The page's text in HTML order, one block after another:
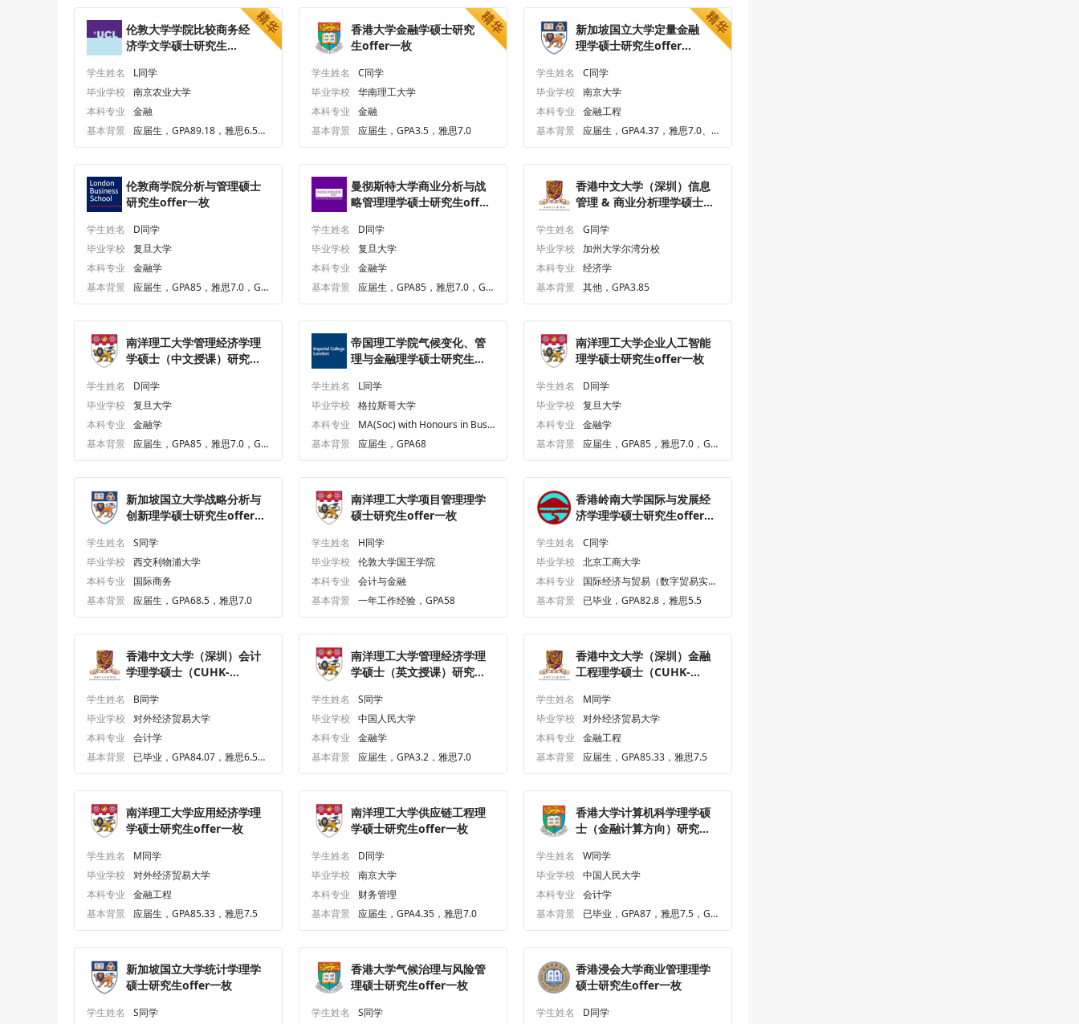
伦敦大学学院比较商务经
济学文学硕士研究生
学生姓名
L同学
毕业学校
南京农业大学
本科专业
金融
基本背景
应届生，GPA89.18，雅思6.5，
香港大学金融学硕士研究
生offer一枚
学生姓名
C同学
毕业学校
华南理工大学
本科专业
金融
基本背景
应届生，GPA3.5，雅思7.0
新加坡国立大学定量金融
理学硕士研究生offer一
学生姓名
C同学
毕业学校
南京大学
本科专业
金融工程
基本背景
应届生，GPA4.37，雅思7.0、
伦敦商学院分析与管理硕士
研究生offer一枚
学生姓名
D同学
毕业学校
复旦大学
本科专业
金融学
基本背景
应届生，GPA85，雅思7.0，GR
曼彻斯特大学商业分析与战
略管理理学硕士研究生offer
学生姓名
D同学
毕业学校
复旦大学
本科专业
金融学
基本背景
应届生，GPA85，雅思7.0，GR
香港中文大学（深圳）信息
管理 & 商业分析理学硕士
生offer一枚
学生姓名
G同学
毕业学校
加州大学尔湾分校
本科专业
经济学
基本背景
其他，GPA3.85
南洋理工大学管理经济学理
学硕士（中文授课）研究生
学生姓名
D同学
毕业学校
复旦大学
本科专业
金融学
基本背景
应届生，GPA85，雅思7.0，GR
帝国理工学院气候变化、管
理与金融理学硕士研究生
学生姓名
L同学
毕业学校
格拉斯哥大学
本科专业
MA(Soc) with Honours in Busi
基本背景 应届生，GPA68
南洋理工大学企业人工智能
理学硕士研究生offer一枚
学生姓名
D同学
毕业学校
复旦大学
本科专业
金融学
基本背景
应届生，GPA85，雅思7.0，GR
新加坡国立大学战略分析与
创新理学硕士研究生offer一
学生姓名
S同学
毕业学校
西交利物浦大学
本科专业
国际商务
基本背景
应届生，GPA68.5，雅思7.0
南洋理工大学项目管理理学
硕士研究生offer一枚
学生姓名
H同学
毕业学校
伦敦大学国王学院
本科专业
会计与金融
基本背景
一年工作经验，GPA58
香港岭南大学国际与发展经
济学理学硕士研究生offer一
学生姓名
C同学
毕业学校
北京工商大学
本科专业
国际经济与贸易（数字贸易实验
基本背景 已毕业，GPA82.8，雅思5.5
香港中文大学（深圳）会计
学理学硕士（CUHK-
枚
学生姓名
B同学
毕业学校
对外经济贸易大学
本科专业
会计学
基本背景
已毕业，GPA84.07，雅思6.5、
南洋理工大学管理经济学理
学硕士（英文授课）研究生
学生姓名
S同学
毕业学校
中国人民大学
本科专业
金融学
基本背景
应届生，GPA3.2，雅思7.0
香港中文大学（深圳）金融
工程理学硕士（CUHK-
枚
学生姓名
M同学
毕业学校
对外经济贸易大学
本科专业
金融工程
基本背景
应届生，GPA85.33，雅思7.5
南洋理工大学应用经济学理
学硕士研究生offer一枚
学生姓名
M同学
毕业学校
对外经济贸易大学
本科专业
金融工程
基本背景
应届生，GPA85.33，雅思7.5
南洋理工大学供应链工程理
学硕士研究生offer一枚
学生姓名
D同学
毕业学校
南京大学
本科专业
财务管理
基本背景
应届生，GPA4.35，雅思7.0
香港大学计算机科学理学硕
士（金融计算方向）研究生
学生姓名
W同学
毕业学校
中国人民大学
本科专业
会计学
基本背景
已毕业，GPA87，雅思7.5，GM
新加坡国立大学统计学理学
硕士研究生offer一枚
学生姓名
S同学
香港大学气候治理与风险管
理硕士研究生offer一枚
学生姓名
S同学
香港浸会大学商业管理理学
硕士研究生offer一枚
学生姓名
D同学